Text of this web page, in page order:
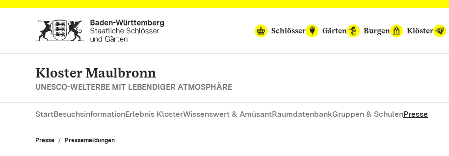
Zum Hauptinhalt springen
Schlösser
Gärten Burgen Klöster
Kloster Maulbronn
UNESCO-WELTERBE MIT LEBENDIGER ATMOSPHÄRE
StartBesuchsinformationErlebnis KlosterWissenswert & AmüsantRaumdatenbankGruppen & SchulenPresse
Presse Pressemeldungen